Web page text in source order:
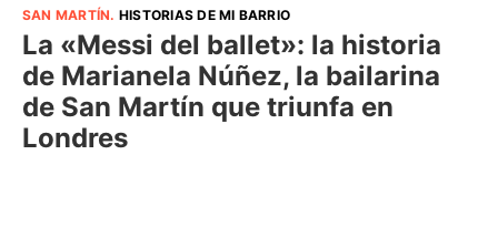
SAN MARTÍN. HISTORIAS DE MI BARRIO
La «Messi del ballet»: la historia
de Marianela Núñez, la bailarina
de San Martín que triunfa en
Londres